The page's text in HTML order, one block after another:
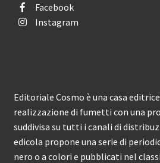
Facebook
Instagram
Editoriale Cosmo è una casa
realizzazione di fumetti con una
suddivisa su tutti i canali di
edicola propone una serie di
nero o a colori e pubblicati nel